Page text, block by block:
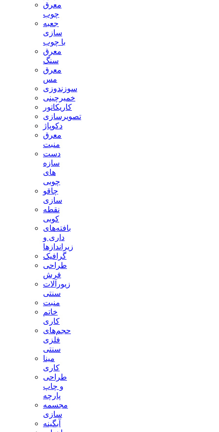
معرق
چوب
جعبه
سازی
با چوب
معرق
سنگ
معرق
مس
سوزندوزی
خمیرچینی
کاریکاتور
تصویرسازی
دکوپاژ
معرق
منبت
دست
سازه
های
چوبی
چاقو
سازی
نقطه
کوبی
بافته‌های
داری و
زیراندازها
گرافیک
طراحی
فرش
زیورآلات
سنتی
منبت
خاتم
کاری
حجم‌های
فلزی
سنتی
مینا
کاری
طراحی
و چاپ
پارچه
مجسمه
سازی
آبگینه